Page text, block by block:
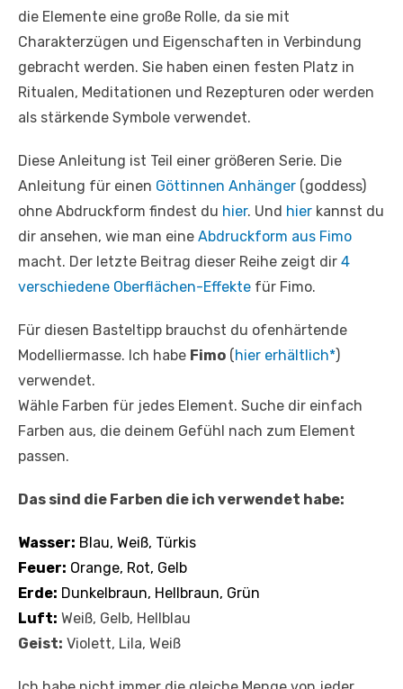
die Elemente eine große Rolle, da sie mit
Charakterzügen und Eigenschaften in Verbindung
gebracht werden. Sie haben einen festen Platz in
Ritualen, Meditationen und Rezepturen oder werden
als stärkende Symbole verwendet.
Diese Anleitung ist Teil einer größeren Serie. Die
Anleitung für einen Göttinnen Anhänger (goddess)
ohne Abdruckform findest du hier. Und hier kannst du
dir ansehen, wie man eine Abdruckform aus Fimo
macht. Der letzte Beitrag dieser Reihe zeigt dir 4
verschiedene Oberflächen-Effekte für Fimo.
Für diesen Basteltipp brauchst du ofenhärtende
Modelliermasse. Ich habe Fimo ( hier erhältlich*)
verwendet.
Wähle Farben für jedes Element. Suche dir einfach
Farben aus, die deinem Gefühl nach zum Element
passen.
Das sind die Farben die ich verwendet habe:
Wasser: Blau, Weiß, Türkis
Feuer: Orange, Rot, Gelb
Erde: Dunkelbraun, Hellbraun, Grün
Luft: Weiß, Gelb, Hellblau
Geist: Violett, Lila, Weiß